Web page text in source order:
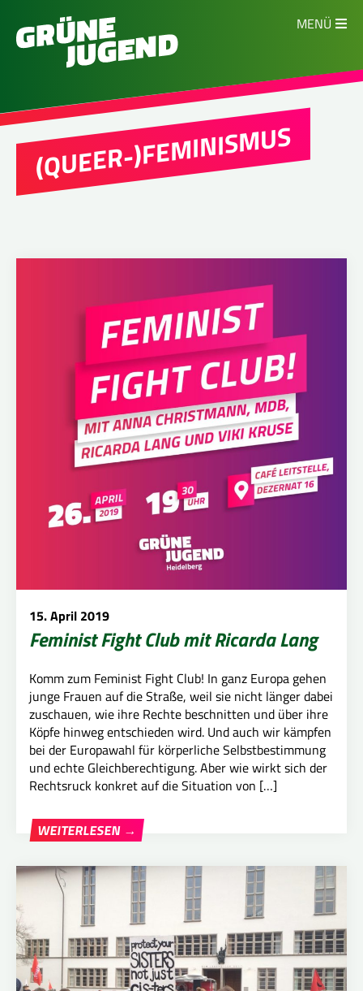
MENÜ
(QUEER-)FEMINISMUS
15. April 2019
Feminist Fight Club mit Ricarda Lang
Komm zum Feminist Fight Club! In ganz Europa gehen
junge Frauen auf die Straße, weil sie nicht länger dabei
zuschauen, wie ihre Rechte beschnitten und über ihre
Köpfe hinweg entschieden wird. Und auch wir kämpfen
bei der Europawahl für körperliche Selbstbestimmung
und echte Gleichberechtigung. Aber wie wirkt sich der
Rechtsruck konkret auf die Situation von […]
WEITERLESEN →